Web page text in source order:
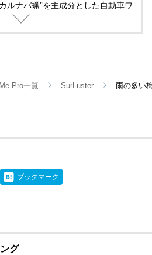
ルナバ蝋”を主成分とした自動車ワ
年には「シュアラスター」の名で本
ターは世界で最も高級なカーワック
た。日本で販売が開始されたのは、
。
Pro一覧 SurLuster 雨の多い
ブックマーク
グ